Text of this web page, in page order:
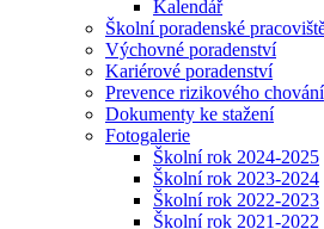
Kalendář
Školní poradenské
Výchovné poradenství
Kariérové poradenství
Prevence rizikového chování
Dokumenty ke stažení
Fotogalerie
Školní rok 2024-2025
Školní rok 2023-2024
Školní rok 2022-2023
Školní rok 2021-2022